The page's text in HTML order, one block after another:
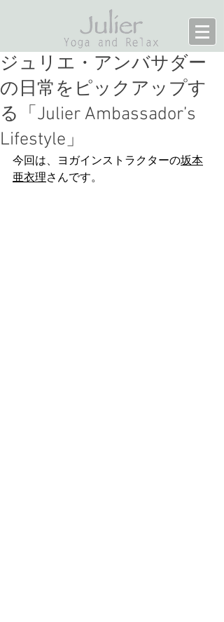
ジュリエ・アンバサダー
の日常をピックアップす
る「Julier Ambassador’s
Lifestyle」
今回は、ヨガインストラクターの坂本
亜衣理さんです。